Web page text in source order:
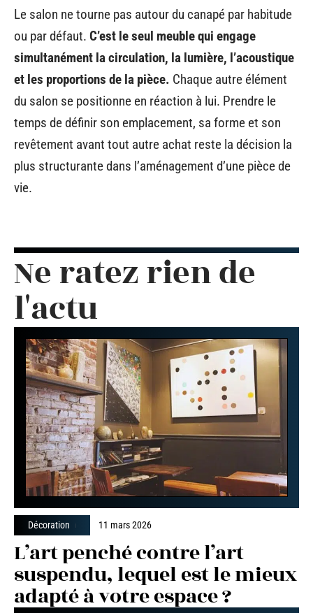
Le salon ne tourne pas autour du canapé par habitude
ou par défaut. C’est le seul meuble qui engage
simultanément la circulation, la lumière, l’acoustique
et les proportions de la pièce. Chaque autre élément
du salon se positionne en réaction à lui. Prendre le
temps de définir son emplacement, sa forme et son
revêtement avant tout autre achat reste la décision la
plus structurante dans l’aménagement d’une pièce de
vie.
Ne ratez rien de
l'actu
Décoration 11 mars 2026
L’art penché contre l’art
suspendu, lequel est le mieux
adapté à votre espace ?